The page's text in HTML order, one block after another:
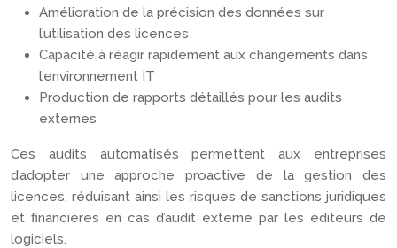
Amélioration de la précision des données sur
l’utilisation des licences
Capacité à réagir rapidement aux changements dans
l’environnement IT
Production de rapports détaillés pour les audits
externes
Ces audits automatisés permettent aux entreprises
d’adopter une approche proactive de la gestion des
licences, réduisant ainsi les risques de sanctions juridiques
et financières en cas d’audit externe par les éditeurs de
logiciels.